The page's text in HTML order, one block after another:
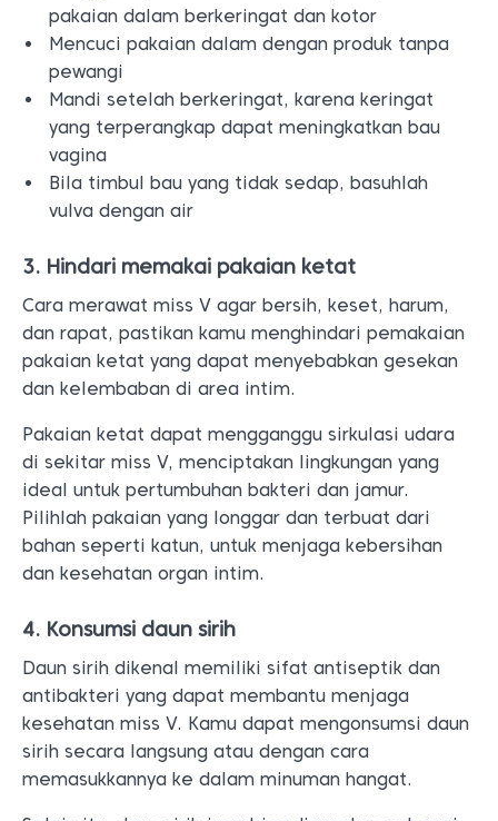
pakaian dalam berkeringat dan kotor
Mencuci pakaian dalam dengan produk tanpa
pewangi
Mandi setelah berkeringat, karena keringat
yang terperangkap dapat meningkatkan bau
vagina
Bila timbul bau yang tidak sedap, basuhlah
vulva dengan air
3. Hindari memakai pakaian ketat
Cara merawat miss V agar bersih, keset, harum,
dan rapat, pastikan kamu menghindari pemakaian
pakaian ketat yang dapat menyebabkan gesekan
dan kelembaban di area intim.
Pakaian ketat dapat mengganggu sirkulasi udara
di sekitar miss V, menciptakan lingkungan yang
ideal untuk pertumbuhan bakteri dan jamur.
Pilihlah pakaian yang longgar dan terbuat dari
bahan seperti katun, untuk menjaga kebersihan
dan kesehatan organ intim.
4. Konsumsi daun sirih
Daun sirih dikenal memiliki sifat antiseptik dan
antibakteri yang dapat membantu menjaga
kesehatan miss V. Kamu dapat mengonsumsi daun
sirih secara langsung atau dengan cara
memasukkannya ke dalam minuman hangat.